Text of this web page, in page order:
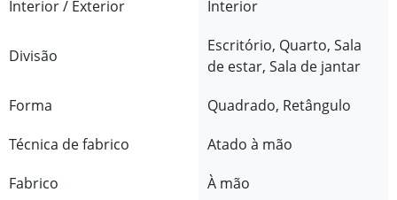
Interior / Exterior Interior
Divisão
Escritório, Quarto, Sala
de estar, Sala de jantar
Forma
Quadrado, Retângulo
Técnica de fabrico
Atado à mão
Fabrico
À mão